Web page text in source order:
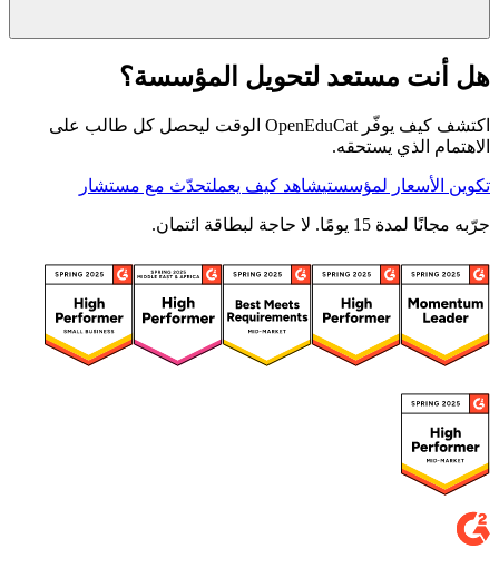
هل أنت مستعد لتحويل المؤسسة؟
اكتشف كيف يوفّر OpenEduCat الوقت ليحصل كل طالب على
الاهتمام الذي يستحقه.
تكوين الأسعار لمؤسستيشاهد كيف يعملتحدّث مع مستشار
جرّبه مجانًا لمدة 15 يومًا. لا حاجة لبطاقة ائتمان.